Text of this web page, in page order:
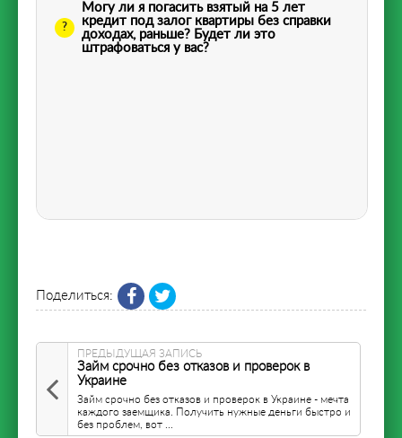
Могу ли я погасить взятый на 5 лет
кредит под залог квартиры без справки
доходах, раньше? Будет ли это
штрафоваться у вас?
Поделиться:
ПРЕДЫДУЩАЯ ЗАПИСЬ
Займ срочно без отказов и проверок в
Украине
Займ срочно без отказов и проверок в Украине - мечта
каждого заемщика. Получить нужные деньги быстро и
без проблем, вот ...